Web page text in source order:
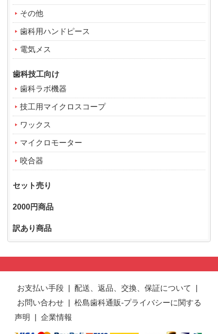
その他
歯科用ハンドピース
電気メス
歯科技工向け
歯科ラボ機器
技工用マイクロスコープ
ワックス
マイクロモーター
咬合器
セット売り
2000円商品
訳あり商品
お支払い手段 配送、返品、交換、保証について
お問い合わせ
松島歯科通販-プライバシーに関する
声明
企業情報